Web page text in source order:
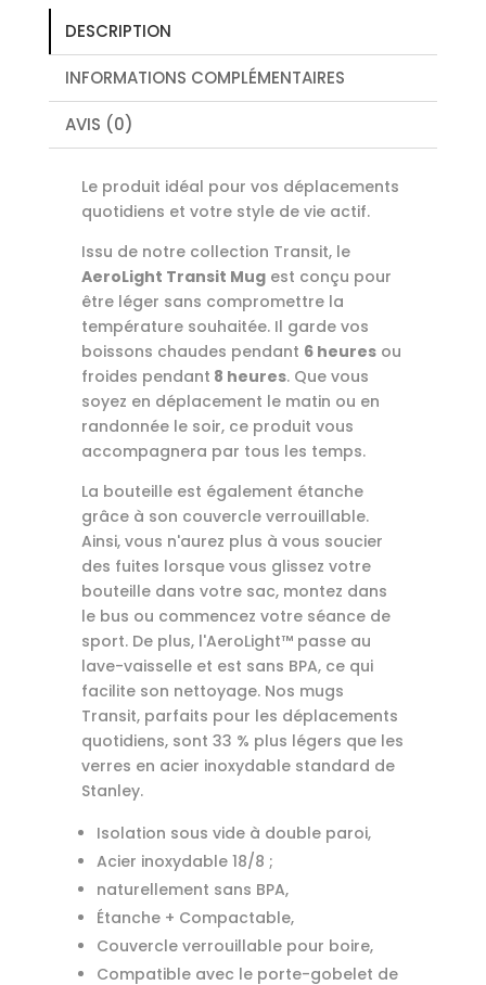
DESCRIPTION
INFORMATIONS COMPLÉMENTAIRES
AVIS (0)
Le produit idéal pour vos déplacements
quotidiens et votre style de vie actif.
Issu de notre collection Transit, le
AeroLight Transit Mugest conçu pour
être léger sans compromettre la
température souhaitée. Il garde vos
boissons chaudes pendant 6 heuresou
froides pendant 8 heures. Que vous
soyez en déplacement le matin ou en
randonnée le soir, ce produit vous
accompagnera par tous les temps.
La bouteille est également étanche
grâce à son couvercle verrouillable.
Ainsi, vous n'aurez plus à vous soucier
des fuites lorsque vous glissez votre
bouteille dans votre sac, montez dans
le bus ou commencez votre séance de
sport. De plus, l'AeroLight™ passe au
lave-vaisselle et est sans BPA, ce qui
facilite son nettoyage. Nos mugs
Transit, parfaits pour les déplacements
quotidiens, sont 33 % plus légers que les
verres en acier inoxydable standard de
Stanley.
Isolation sous vide à double paroi,
Acier inoxydable 18/8 ;
naturellement sans BPA,
Étanche + Compactable,
Couvercle verrouillable pour boire,
Compatible avec le porte-gobelet de